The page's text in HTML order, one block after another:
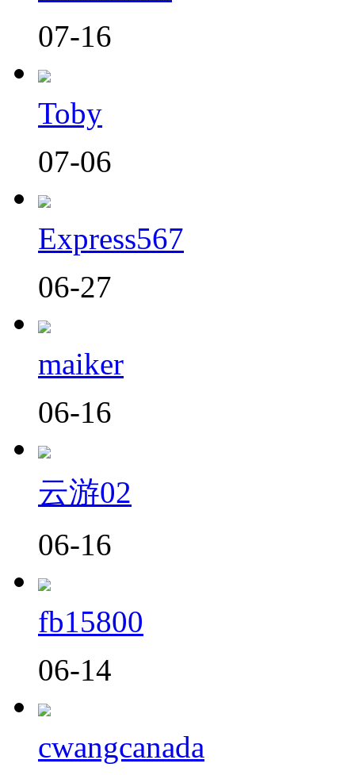
07-16
Toby
07-06
Express567
06-27
maiker
06-16
云游02
06-16
fb15800
06-14
cwangcanada